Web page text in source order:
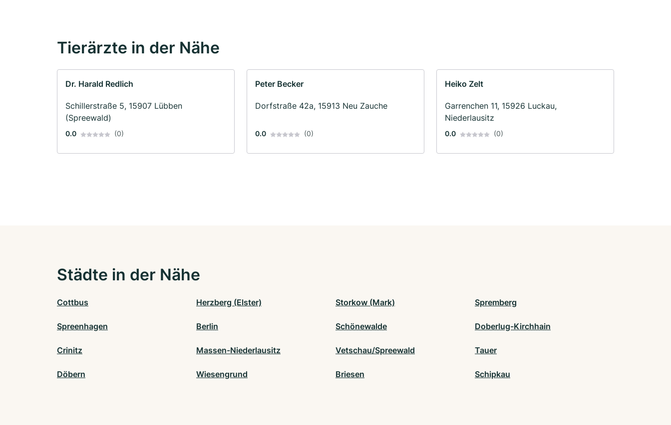
Tierärzte in der Nähe
Dr. Harald Redlich
Schillerstraße 5, 15907 Lübben
(Spreewald)
0.0 (0)
Peter Becker
Dorfstraße 42a, 15913 Neu Zauche
0.0 (0)
Heiko Zelt
Garrenchen 11, 15926 Luckau,
Niederlausitz
0.0 (0)
Städte in der Nähe
Cottbus Herzberg (Elster) Storkow (Mark) Spremberg
Spreenhagen Berlin Schönewalde Doberlug-Kirchhain
Crinitz Massen-Niederlausitz Vetschau/Spreewald Tauer
Döbern Wiesengrund Briesen Schipkau